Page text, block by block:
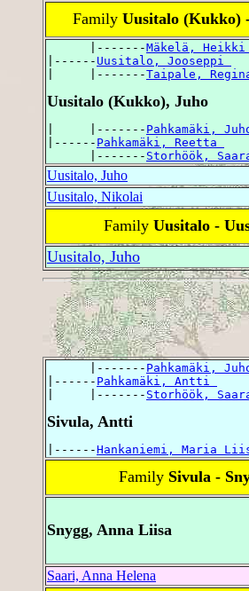
Family Uusitalo (Kukko)
      |-------
Mäkelä, Heikki
|------ Uusitalo, Jooseppi
|     |-------Taipale,
Uusitalo (Kukko), Juho
|     |------- Pahkamäki,
|------ Pahkamäki, Reetta
      |-------
Storhöök,
Uusitalo, Juho
Uusitalo, Nikolai
Family Uusitalo -
Uusitalo, Juho
      |-------
Pahkamäki,
|------ Pahkamäki, Antti
|     |------- Storhöök,
Sivula, Antti
|------Hankaniemi, Maria
Family Sivula -
Snygg, Anna Liisa
Saari, Anna Helena